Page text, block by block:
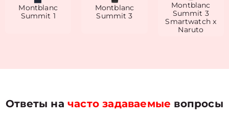
Montblanc
Summit 1
Montblanc
Summit 3
Montblanc
Summit 3
Smartwatch x
Naruto
Ответы начасто задаваемые вопросы